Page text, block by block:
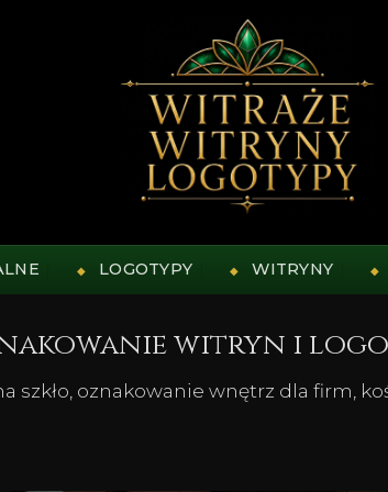
LOGOTYPY WITRYNY
witryn i
szkło, oznakowanie wnętrz dla firm,